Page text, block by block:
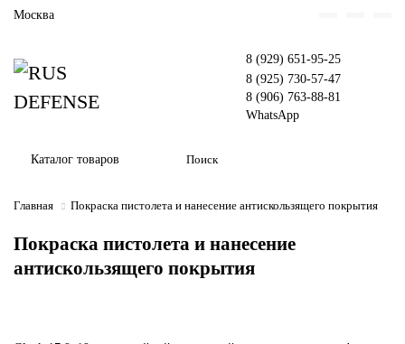
Москва
8 (929) 651-95-25
8 (925) 730-57-47
8 (906) 763-88-81
WhatsApp
Каталог товаров
Главная Покраска пистолета и нанесение антискользящего покрытия
Покраска пистолета и нанесение
антискользящего покрытия